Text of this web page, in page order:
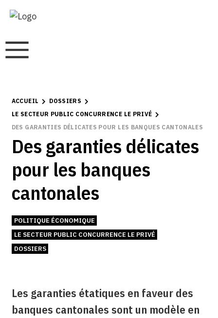
ACCUEIL
DOSSIERS
LE SECTEUR PUBLIC CONCURRENCE LE PRIVÉ
DES GARANTIES DÉLICATES POUR LES BANQUES CANTONALES
Des garanties délicates
pour les banques
cantonales
POLITIQUE ÉCONOMIQUE
LE SECTEUR PUBLIC CONCURRENCE LE PRIVÉ
DOSSIERS
Les garanties étatiques en faveur des
banques cantonales sont un modèle en